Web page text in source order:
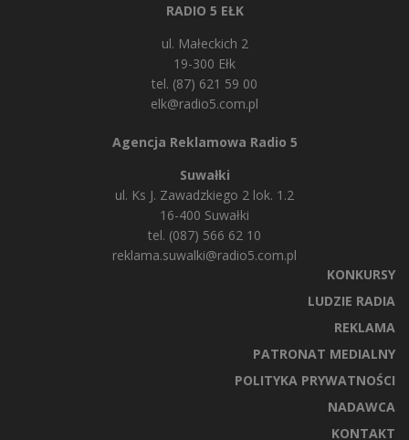
RADIO 5 EŁK
ul. Małeckich 2
19-300 Ełk
tel. (87) 621 59 00
elk@radio5.com.pl
Agencja Reklamowa Radio 5
Suwałki
ul. Ks J. Zawadzkiego 2 lok. 1.2
16-400 Suwałki
tel. (087) 566 62 10
reklama.suwalki@radio5.com.pl
KONKURSY
LUDZIE RADIA
REKLAMA
PATRONAT MEDIALNY
POLITYKA PRYWATNOŚCI
NADAWCA
KONTAKT